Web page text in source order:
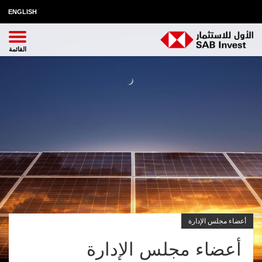
ENGLISH
أعضاء مجلس الإدارة
أعضاء مجلس الإدارة